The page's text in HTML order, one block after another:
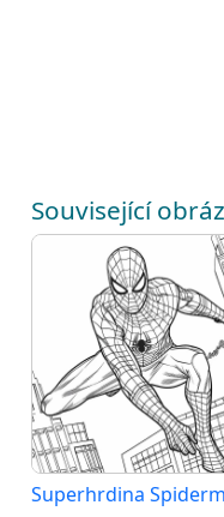
Související
Superhrdina